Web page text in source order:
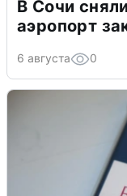
В Сочи
аэропорт
6 августа 0